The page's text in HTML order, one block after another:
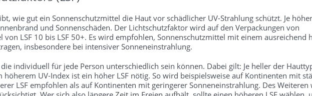
wie gut ein Sonnenschutzmittel die Haut vor schädlicher UV-Strahlung schützt. Je
und Sonnenschäden. Der Lichtschutzfaktor wird auf den Verpackungen von
LSF 10 bis LSF 50+. Es wird empfohlen, Sonnenschutzmittel mit einem ausreichend
insbesondere bei intensiver Sonneneinstrahlung.
individuell für jede Person unterschiedlich sein können. Dabei gilt: Je heller der
UV-Index ist ein höher LSF nötig. So wird beispielsweise auf Kontinenten mit
LSF empfohlen als auf Kontinenten mit geringerer Sonneneinstrahlung. Des Weiteren